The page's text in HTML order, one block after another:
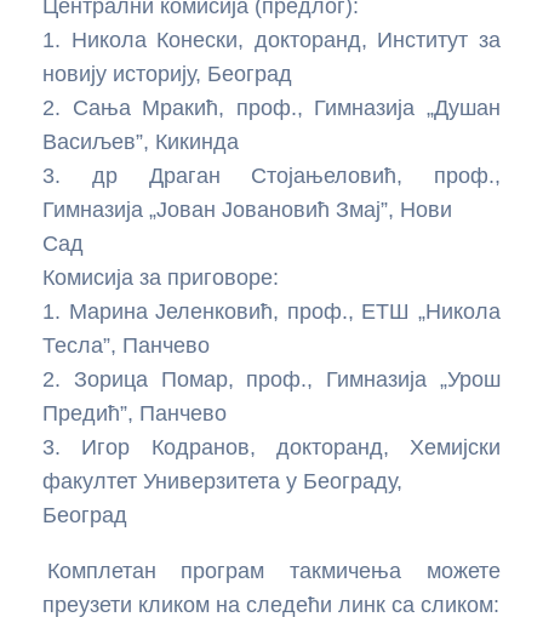
Основе Arduino програмирања
Мерење растојања помоћу ултразвучног сензора
Мерење температуре и влажности помоћу DHT11
сензора
Вежба: Arduino и сензор осветљења (LDR)
Увод у примењену електронику
Вежбе са ESP32
Мерење растојања помоћу HC-SR04 сензора и
ESP32 платформе
Вежба: Управљање SG90 серво мотором помоћу
MPU-9250 senzor pokreta i orijentacije sa ESP32 |
Uvod u IMU senzore
Вежба: Сензор светлости са ESP32 платформом
компас са ESP32 и Processing-ом
Централни комисија (предлог):
1. Никола Конески, докторанд, Институт за
новију историју, Београд
2. Сања Мракић, проф., Гимназија „Душан
Васиљев”, Кикинда
3. др Драган Стојањеловић, проф.,
Гимназија „Јован Јовановић Змај”, Нови
Сад
Комисија за приговоре:
1. Марина Јеленковић, проф., ЕТШ „Никола
Тесла”, Панчево
2. Зорица Помар, проф., Гимназија „Урош
Предић”, Панчево
3. Игор Кодранов, докторанд, Хемијски
факултет Универзитета у Београду,
Београд
Комплетан програм такмичења можете
преузети кликом на следећи линк са сликом: